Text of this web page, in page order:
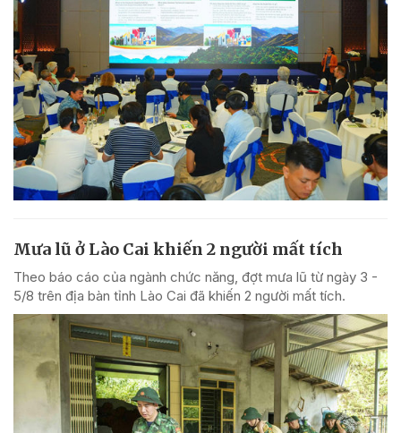
Mưa lũ ở Lào Cai khiến 2 người mất tích
Theo báo cáo của ngành chức năng, đợt mưa lũ từ ngày 3 -
5/8 trên địa bàn tỉnh Lào Cai đã khiến 2 người mất tích.